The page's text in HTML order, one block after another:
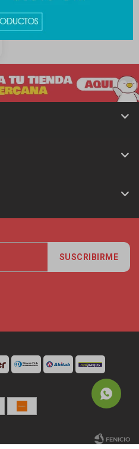
SUSCRIBIRME